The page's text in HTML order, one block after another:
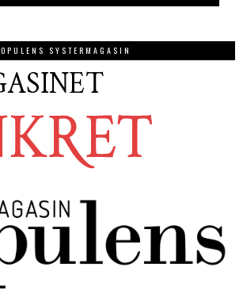
OPULENS SYSTERMAGASIN